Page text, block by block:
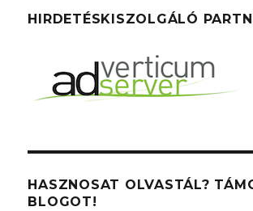
HIRDETÉSKISZOLGÁLÓ
HASZNOSAT OLVASTÁL?
BLOGOT!